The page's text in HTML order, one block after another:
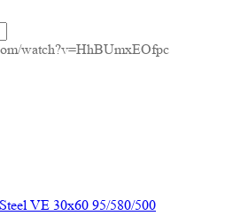
watch?v=HhBUmxEOfpc
VE 30х60 95/580/500